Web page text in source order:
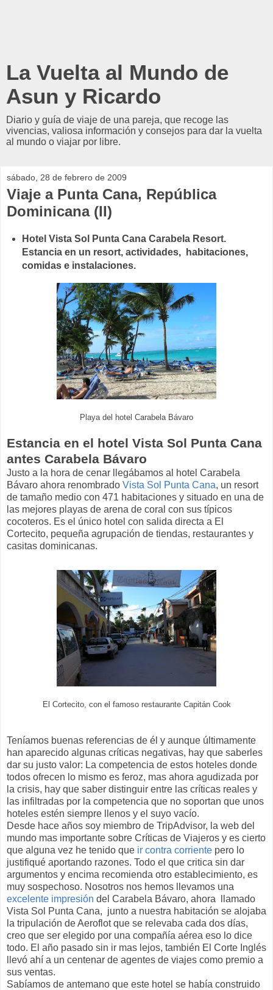
La Vuelta al Mundo de
Asun y Ricardo
Diario y guía de viaje de una pareja, que recoge las
vivencias, valiosa información y consejos para dar la vuelta
al mundo o viajar por libre.
sábado, 28 de febrero de 2009
Viaje a Punta Cana, República
Dominicana (II)
Hotel Vista Sol Punta Cana Carabela Resort.
Estancia en un resort, actividades, habitaciones,
comidas e instalaciones.
Playa del hotel Carabela Bávaro
Estancia en el hotel Vista Sol Punta Cana
antes Carabela Bávaro
Justo a la hora de cenar llegábamos al hotel Carabela
Bávaro ahora renombrado Vista Sol Punta Cana, un resort
de tamaño medio con 471 habitaciones y situado en una de
las mejores playas de arena de coral con sus típicos
cocoteros. Es el único hotel con salida directa a El
Cortecito, pequeña agrupación de tiendas, restaurantes y
casitas dominicanas.
El Cortecito, con el famoso restaurante Capitán Cook
Teníamos buenas referencias de él y aunque últimamente
han aparecido algunas críticas negativas, hay que saberles
dar su justo valor: La competencia de estos hoteles donde
todos ofrecen lo mismo es feroz, mas ahora agudizada por
la crisis, hay que saber distinguir entre las críticas reales y
las infiltradas por la competencia que no soportan que unos
hoteles estén siempre llenos y el suyo vacío.
Desde hace años soy miembro de TripAdvisor, la web del
mundo mas importante sobre Críticas de Viajeros y es cierto
que alguna vez he tenido que ir contra corriente pero lo
justifiqué aportando razones. Todo el que critica sin dar
argumentos y encima recomienda otro establecimiento, es
muy sospechoso. Nosotros nos hemos llevamos una
excelente impresión del Carabela Bávaro, ahora llamado
Vista Sol Punta Cana, junto a nuestra habitación se alojaba
la tripulación de Aeroflot que se relevaba cada dos días,
creo que ser elegido por una compañía aérea eso lo dice
todo. El año pasado sin ir mas lejos, también El Corte Inglés
llevó ahí a un centenar de agentes de viajes como premio a
sus ventas.
Sabíamos de antemano que este hotel se había construido